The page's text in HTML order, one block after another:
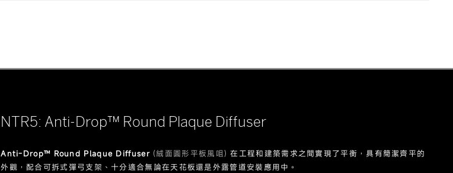
NTR5: Anti-Drop™ Round Plaque Diffuser
Anti-Drop™ Round Plaque Diffuser (絨面圓形平板風咀)在工程和建築需求之間實現了平衡，具有簡潔齊平的
外觀，配合可拆式彈弓支架、十分適合無論在天花板還是外露管道安裝應用中。